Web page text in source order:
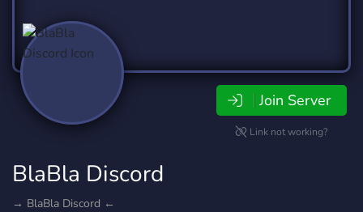
Join Server
Link not working?
BlaBla Discord
→ BlaBla Discord ←